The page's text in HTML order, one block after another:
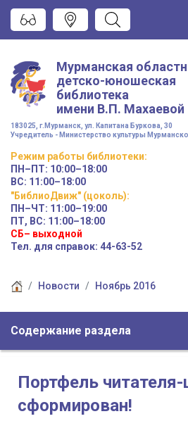
Мурманская
детско-юношеская
библиотека
имени В.П. Махаевой
183025, г.Мурманск, ул. Капитана Буркова, 30
Учредитель - Министерство культуры
Режим работы библиотеки:
ПН–ПТ: 10:00–18:00
ВС: 11:00–18:00
"БиблиоДвиж" (цоколь):
ПН–ЧТ: 11:00–19:00
ПТ, ВС: 11:00–18:00
СБ– выходной
Тел. для справок: 44-63-52
Новости Ноябрь 2016
Содержание раздела
Портфель
сформирован!